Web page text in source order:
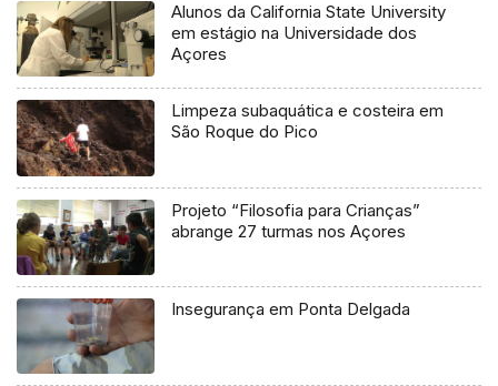
Alunos da California State University
em estágio na Universidade dos
Açores
Limpeza subaquática e costeira em
São Roque do Pico
Projeto “Filosofia para Crianças”
abrange 27 turmas nos Açores
Insegurança em Ponta Delgada